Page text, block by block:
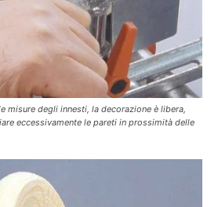
misure degli innesti, la decorazione è libera,
eccessivamente le pareti in prossimità delle